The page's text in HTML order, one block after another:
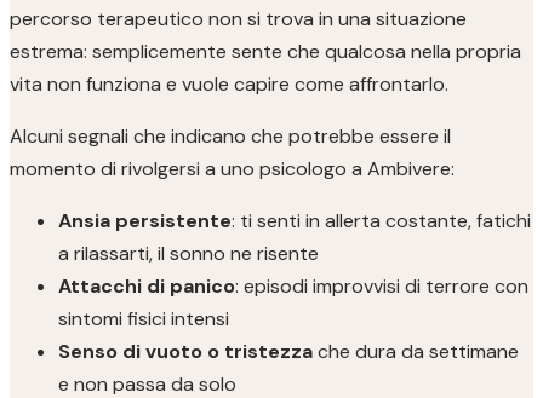
percorso terapeutico non si trova in una situazione
estrema: semplicemente sente che qualcosa nella propria
vita non funziona e vuole capire come affrontarlo.
Alcuni segnali che indicano che potrebbe essere il
momento di rivolgersi a uno psicologo a Ambivere:
Ansia persistente: ti senti in allerta costante, fatichi
a rilassarti, il sonno ne risente
Attacchi di panico: episodi improvvisi di terrore con
sintomi fisici intensi
Senso di vuoto o tristezzache dura da settimane
e non passa da solo